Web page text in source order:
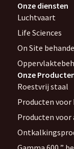
Onze diensten
Luchtvaart
Life Sciences
On Site
Onze
Roestvrij staal
Producten
Producten voor